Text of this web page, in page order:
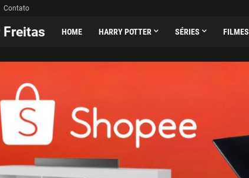
Contato
Freitas HOME HARRY POTTER SÉRIES FILMES